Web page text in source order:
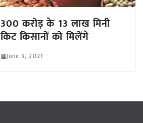
300 करोड़ के 13 लाख मिनी
किट किसानों को मिलेंगे
June 3, 2021